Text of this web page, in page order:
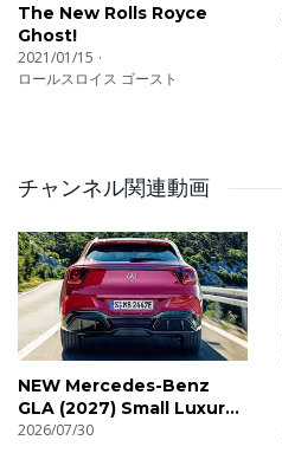
The New Rolls Royce
Ghost!
2021/01/15
ロールスロイス ゴースト
チャンネル関連動画
NEW Mercedes-Benz
GLA (2027) Small Luxury
SUV
2026/07/30